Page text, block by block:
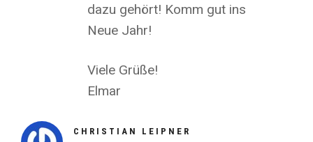
dazu gehört! Komm gut ins
Neue Jahr!
Viele Grüße!
Elmar
CHRISTIAN LEIPNER